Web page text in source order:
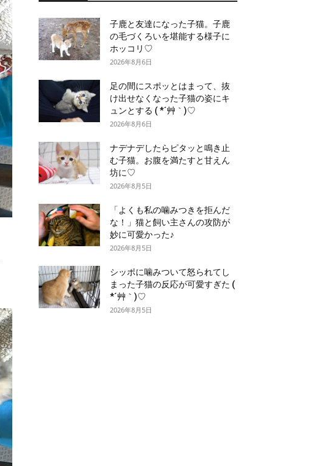
子鹿と友達になった子猫。子鹿
の毛づくろいを堪能する様子に
ホッコリ♡
2026年8月6日
足の間にスポッとはまって、抜
け出せなくなった子猫の姿にキ
ュンとする ( *´艸｀)♡
2026年8月6日
ナデナデしたらピタッと鳴き止
む子猫。お腹を満たすと甘えん
坊に♡
2026年8月5日
「よくも私の噛みつきを拒んだ
な！」猫と飼い主さんの攻防が
妙に可愛かった♪
2026年8月5日
シッポに噛みついて怒られてし
まった子猫の反応が可愛すぎた (
*´艸｀)♡
2026年8月5日